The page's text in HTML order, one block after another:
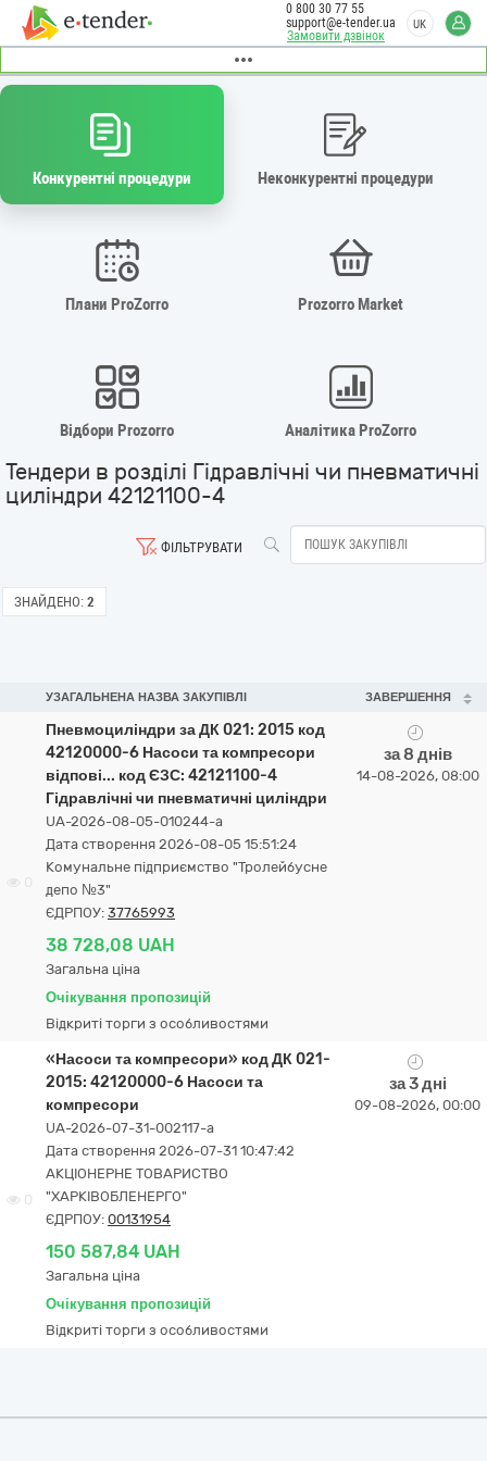
Замовити дзвінок
0 800 30 77 55
support@e-tender.ua
UK
Конкурентні процедури Неконкурентні процедури
Плани ProZorro Prozorro Market
Відбори Prozorro Аналітика ProZorro
Тендери в розділі Гідравлічні чи пневматичні
циліндри 42121100-4
ФІЛЬТРУВАТИ
ЗНАЙДЕНО: 2
УЗАГАЛЬНЕНА НАЗВА ЗАКУПІВЛІ ЗАВЕРШЕННЯ
Пневмоциліндри за ДК 021: 2015 код
42120000-6 Насоси та компресори
відпові... код ЄЗС: 42121100-4
Гідравлічні чи пневматичні циліндри
UA-2026-08-05-010244-a
Дата створення 2026-08-05 15:51:24
Комунальне підприємство "Тролейбусне
депо №3"
ЄДРПОУ: 37765993
38 728,08 UAH
Загальна ціна
Очікування пропозицій
Відкриті торги з особливостями
за 8 днів
14-08-2026, 08:00
0
«Насоси та компресори» код ДК 021-
2015: 42120000-6 Насоси та
компресори
UA-2026-07-31-002117-a
Дата створення 2026-07-31 10:47:42
АКЦІОНЕРНЕ ТОВАРИСТВО
"ХАРКІВОБЛЕНЕРГО"
ЄДРПОУ: 00131954
150 587,84 UAH
Загальна ціна
Очікування пропозицій
Відкриті торги з особливостями
за 3 дні
09-08-2026, 00:00